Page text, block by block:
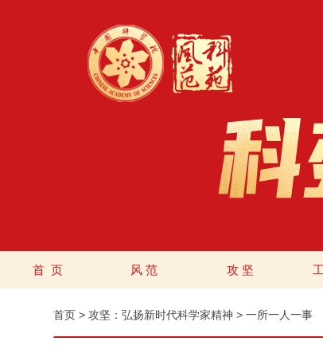
首 页 风 范 攻 坚
首页 >攻坚：弘扬新时代科学家精神 >一所一人一事